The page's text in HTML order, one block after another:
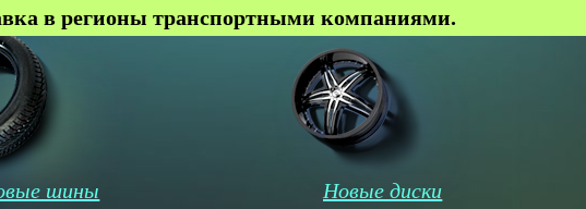
в регионы транспортными компаниями.
шины Новые диски